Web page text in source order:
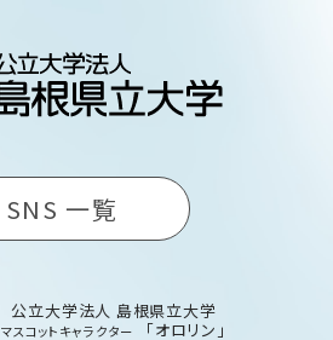
SNS 一覧
公立大学法人 島根県立大学
マスコットキャラクター 「オロリン」